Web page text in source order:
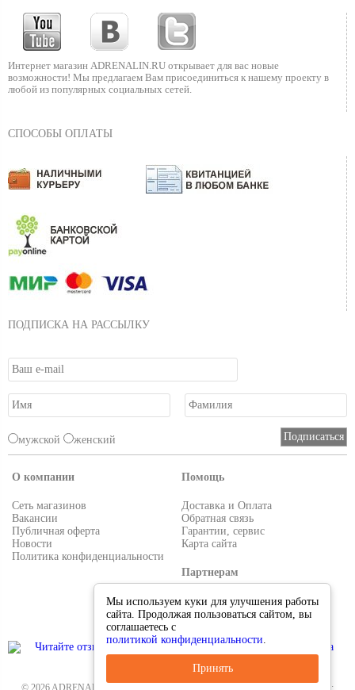
Интернет магазин ADRENALIN.RU открывает для вас новые
возможности! Мы предлагаем Вам присоединиться к нашему проекту в
любой из популярных социальных сетей.
СПОСОБЫ ОПЛАТЫ
ПОДПИСКА НА РАССЫЛКУ
мужской женский
О компании
Сеть магазинов
Вакансии
Публичная оферта
Новости
Политика конфиденциальности
Помощь
Доставка и Оплата
Обратная связь
Гарантии, сервис
Карта сайта
Партнерам
Условия работы
Реквизиты
Мы используем куки для улучшения работы
сайта. Продолжая пользоваться сайтом, вы
соглашаетесь с
политикой конфиденциальности.
Принять